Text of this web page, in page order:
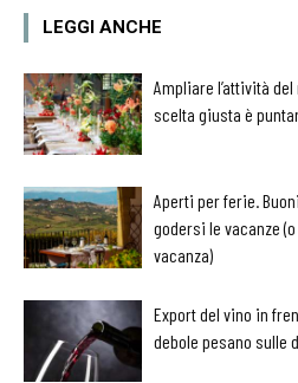
LEGGI ANCHE
Ampliare l’attività
scelta giusta è
Aperti per ferie.
godersi le vacanze
vacanza)
Export del vino in
debole pesano sulle